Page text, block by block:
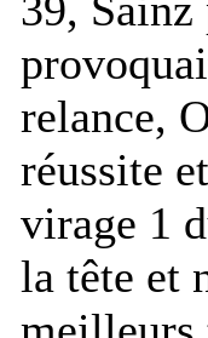
relance,
réussite
virage 1
la tête et